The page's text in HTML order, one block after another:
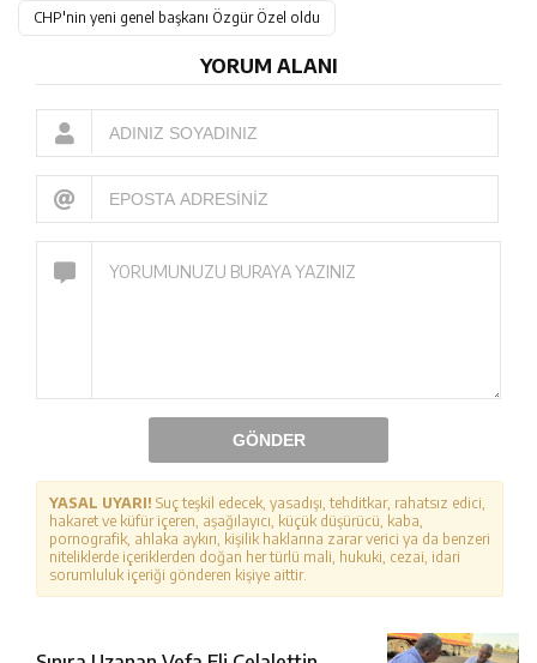
CHP'nin yeni genel başkanı Özgür Özel oldu
YORUM ALANI
GÖNDER
YASAL UYARI! Suç teşkil edecek, yasadışı, tehditkar, rahatsız edici,
hakaret ve küfür içeren, aşağılayıcı, küçük düşürücü, kaba,
pornografik, ahlaka aykırı, kişilik haklarına zarar verici ya da benzeri
niteliklerde içeriklerden doğan her türlü mali, hukuki, cezai, idari
sorumluluk içeriği gönderen kişiye aittir.